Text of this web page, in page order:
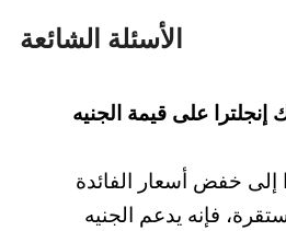
الأسئلة الشائعة
على قيمة الجنيه
إلى خفض أسعار الفائدة
فإنه يدعم الجنيه